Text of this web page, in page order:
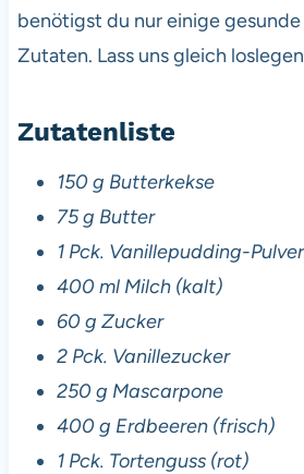
benötigst du nur einige
Zutaten. Lass uns gleich
Zutatenliste
150 g Butterkekse
75 g Butter
1 Pck. Vanillepudding-Pulver
400 ml Milch (kalt)
60 g Zucker
2 Pck. Vanillezucker
250 g Mascarpone
400 g Erdbeeren (frisch)
1 Pck. Tortenguss (rot)